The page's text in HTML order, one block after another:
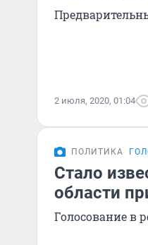
2 июля, 2020, 01:04
ПОЛИТИКА
Стало
области
Голосование в